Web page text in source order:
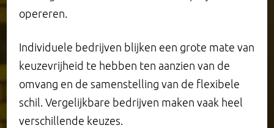
opereren.
Individuele bedrijven blijken een grote mate van
keuzevrijheid te hebben ten aanzien van de
omvang en de samenstelling van de flexibele
schil. Vergelijkbare bedrijven maken vaak heel
verschillende keuzes.